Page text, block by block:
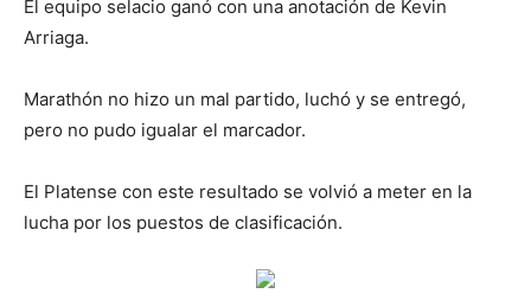
El equipo selacio ganó con una anotación de Kevin
Arriaga.
Marathón no hizo un mal partido, luchó y se entregó,
pero no pudo igualar el marcador.
El Platense con este resultado se volvió a meter en la
lucha por los puestos de clasificación.